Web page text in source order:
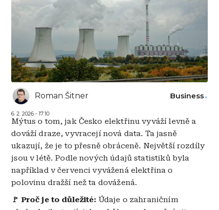
Roman Šitner
6. 2. 2026 - 17:10
Business
Mýtus o tom, jak Česko elektřinu vyváží levně a
dováží draze, vyvracejí nová data. Ta jasně
ukazují, že je to přesně obráceně. Největší rozdíly
jsou v létě. Podle nových údajů statistiků byla
například v červenci vyvážená elektřina o
polovinu dražší než ta dovážená.
🚩 Proč je to důležité: Údaje o zahraničním